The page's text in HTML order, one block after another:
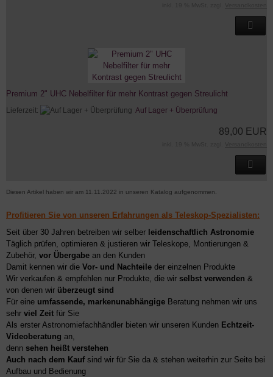
Premium 2" UHC Nebelfilter für mehr Kontrast gegen Streulicht
Lieferzeit: Auf Lager + Überprüfung
89,00 EUR
Diesen Artikel haben wir am 11.11.2022 in unseren Katalog aufgenommen.
Profitieren Sie von unseren Erfahrungen als Teleskop-Spezialisten:
Seit über 30 Jahren betreiben wir selber leidenschaftlich Astronomie
Täglich prüfen, optimieren & justieren wir Teleskope, Montierungen &
Zubehör, vor Übergabe an den Kunden
Damit kennen wir die Vor- und Nachteile der einzelnen Produkte
Wir verkaufen & empfehlen nur Produkte, die wir selbst verwenden &
von denen wir überzeugt sind
Für eine umfassende, markenunabhängige Beratung nehmen wir uns
sehr viel Zeit für Sie
Als erster Astronomiefachhändler bieten wir unseren Kunden Echtzeit-
Videoberatung an,
denn sehen heißt verstehen
Auch nach dem Kaufsind wir für Sie da & stehen weiterhin zur Seite bei
Aufbau und Bedienung